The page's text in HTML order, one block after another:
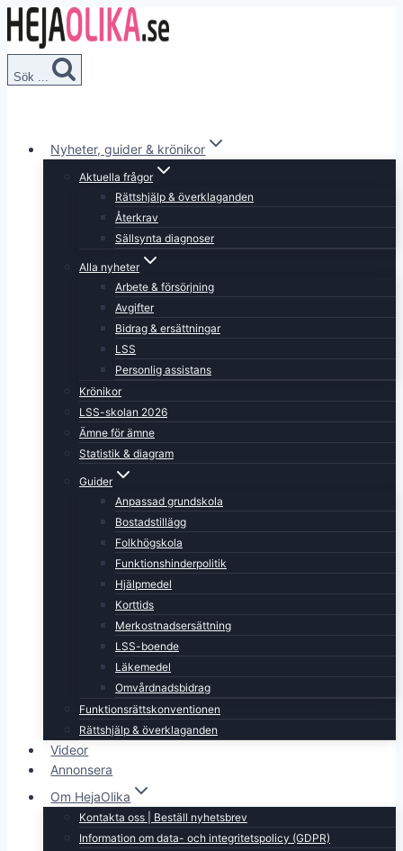
Skip
content
Sök ...
Nyheter, guider & krönikor
Aktuella frågor
Rättshjälp & överklaganden
Återkrav
Sällsynta diagnoser
Alla nyheter
Arbete & försörjning
Avgifter
Bidrag & ersättningar
LSS
Personlig assistans
Krönikor
LSS-skolan 2026
Ämne för ämne
Statistik & diagram
Guider
Anpassad grundskola
Bostadstillägg
Folkhögskola
Funktionshinderpolitik
Hjälpmedel
Korttids
Merkostnadsersättning
LSS-boende
Läkemedel
Omvårdnadsbidrag
Funktionsrättskonventionen
Rättshjälp & överklaganden
Videor
Annonsera
Om HejaOlika
Kontakta oss | Beställ nyhetsbrev
Information om data- och integritetspolicy (GDPR)